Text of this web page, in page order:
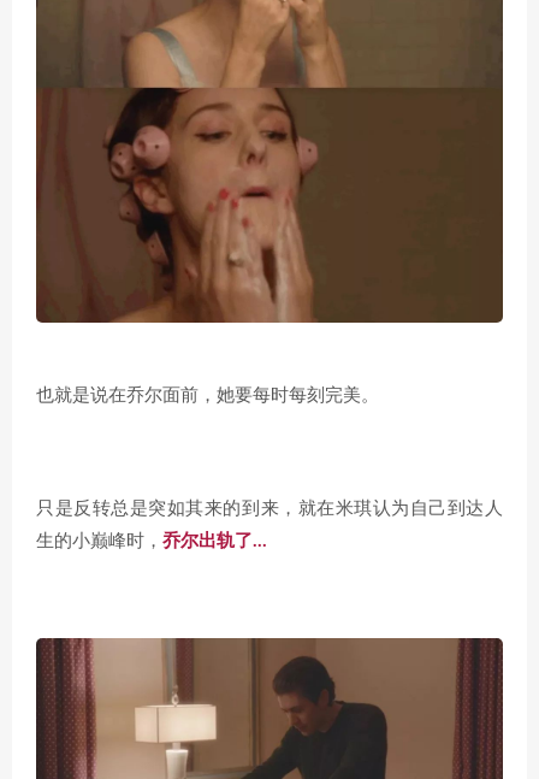
也就是说在乔尔面前，她要每时每刻完美。
只是反转总是突如其来的到来，就在米琪认为自己到达人
生的小巅峰时， 乔尔出轨了…